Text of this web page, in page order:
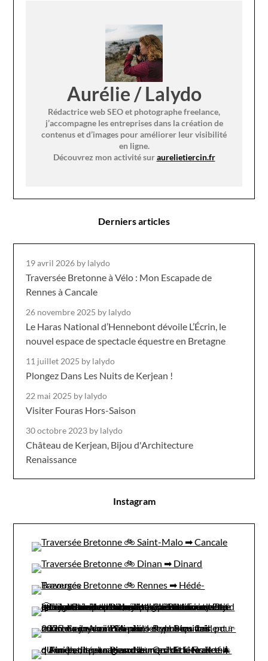
Aurélie / Lalydo
Rédactrice web SEO et photographe freelance,
j’accompagne les entreprises dans la création de
contenus et d’images pour améliorer leur visibilité
en ligne.
Découvrez mon activité suraurelietiercin.fr
Derniers articles
19 avril 2026 by lalydo
Traversée Bretonne à Vélo : Mon Escapade de
Rennes à Cancale
26 novembre 2025 by lalydo
Le Haras National d’Hennebont dévoile L’Écrin, le
nouvel espace de spectacle équestre en Bretagne
11 juillet 2025 by lalydo
Plongez Dans Les Nuits de Kerjean !
22 mai 2025 by lalydo
Visiter Fouras Hors-Saison
30 octobre 2023 by lalydo
Château de Kerjean, Bijou d'Architecture
Renaissance
Instagram